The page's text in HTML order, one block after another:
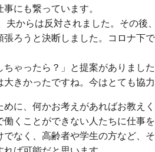
にも繋っています。
夫からは反対されました。その
ろうと決断しました。コロナ下
ゃったら？」と提案がありまし
きかったですね。今はとても協力
に、何かお考えがあればお教えく
くことができない人たちに仕事
なく、高齢者や学生の方など、